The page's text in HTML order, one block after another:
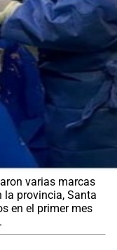
varias marcas
la provincia, Santa
en el primer mes